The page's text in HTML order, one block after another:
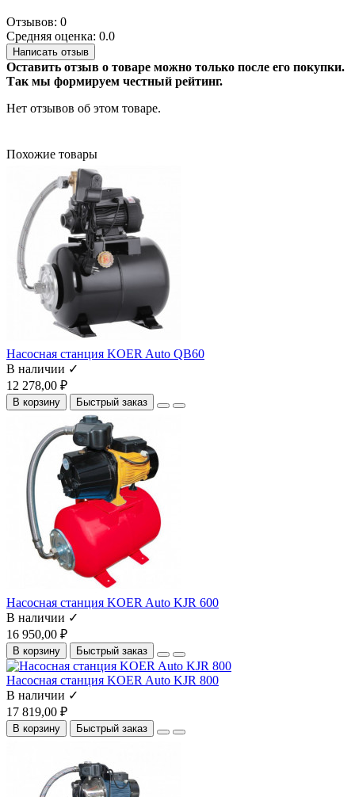
Отзывов: 0
Средняя оценка: 0.0
Написать отзыв
Оставить отзыв о товаре можно только после его покупки.
Так мы формируем честный рейтинг.
Нет отзывов об этом товаре.
Похожие товары
Насосная cтанция KOER Auto QB60
В наличии ✓
12 278,00 ₽
В корзину Быстрый заказ
Насосная станция KOER Auto KJR 600
В наличии ✓
16 950,00 ₽
В корзину Быстрый заказ
Насосная станция KOER Auto KJR 800
В наличии ✓
17 819,00 ₽
В корзину Быстрый заказ